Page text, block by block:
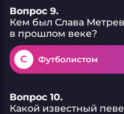
Вопрос 9.
Кем был Слава
в прошлом веке?
C Футболистом
Вопрос 10.
Какой известный